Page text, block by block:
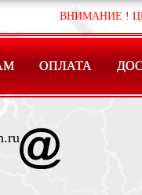
ВНИМАНИЕ ! ЦЕНЫ
ОПЛАТА